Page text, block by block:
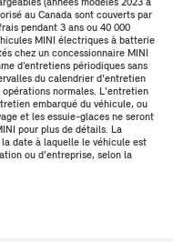
(années modèles 2023 à
au Canada sont couverts par
pendant 3 ans ou 40 000
MINI électriques à batterie
chez un concessionnaire MINI
d’entretiens périodiques sans
du calendrier d'entretien
normales. L'entretien
embarqué du véhicule, ou
et les essuie-glaces ne seront
pour plus de détails. La
date à laquelle le véhicule est
ou d'entreprise, selon la